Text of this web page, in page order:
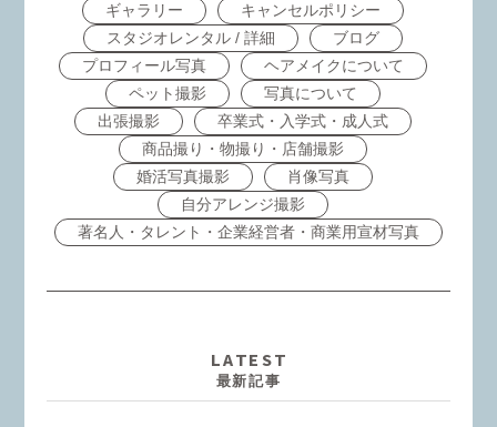
ギャラリー
キャンセルポリシー
スタジオレンタル / 詳細
ブログ
プロフィール写真
ヘアメイクについて
ペット撮影
写真について
出張撮影
卒業式・入学式・成人式
商品撮り・物撮り・店舗撮影
婚活写真撮影
肖像写真
自分アレンジ撮影
著名人・タレント・企業経営者・商業用宣材写真
LATEST
最新記事